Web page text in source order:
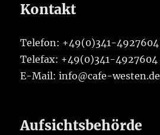
Kontakt
Telefon: +49(0)341-4927604
Telefax: +49(0)341-4927604
E-Mail: info@cafe-westen.de
Aufsichtsbehörde